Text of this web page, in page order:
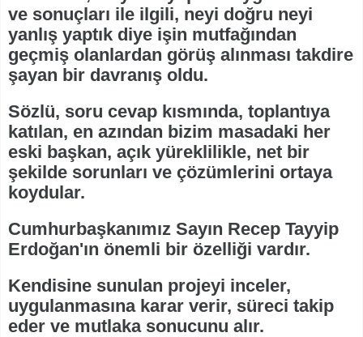
ve sonuçları ile ilgili, neyi doğru neyi
yanlış yaptık diye işin mutfağından
geçmiş olanlardan görüş alınması takdire
şayan bir davranış oldu.
Sözlü, soru cevap kısmında, toplantıya
katılan, en azından bizim masadaki her
eski başkan, açık yüreklilikle, net bir
şekilde sorunları ve çözümlerini ortaya
koydular.
Cumhurbaşkanımız Sayın Recep Tayyip
Erdoğan'ın önemli bir özelliği vardır.
Kendisine sunulan projeyi inceler,
uygulanmasına karar verir, süreci takip
eder ve mutlaka sonucunu alır.